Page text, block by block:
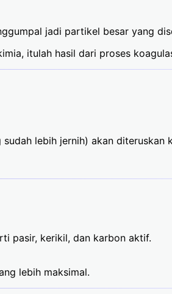
jadi partikel besar yang
itulah hasil dari proses
lebih jernih) akan diteruskan
pasir, kerikil, dan karbon aktif.
lebih maksimal.